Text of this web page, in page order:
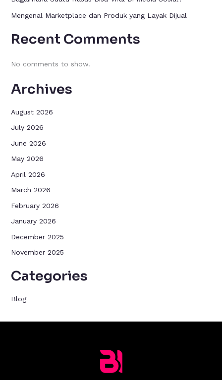
Mengenal Marketplace dan Produk yang Layak Dijual
Recent Comments
No comments to show.
Archives
August 2026
July 2026
June 2026
May 2026
April 2026
March 2026
February 2026
January 2026
December 2025
November 2025
Categories
Blog